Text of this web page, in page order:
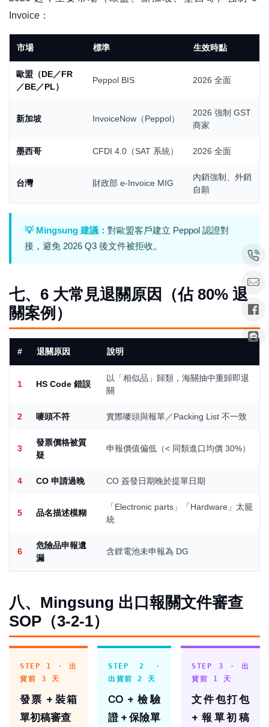
Invoice：
市場 標準 生效時點
歐盟（DE／FR
／BE／PL）
Peppol BIS 2026 全面
新加坡 InvoiceNow（Peppol）
2026 強制 GST
商家
墨西哥 CFDI 4.0（SAT 系統） 2026 全面
台灣 財政部 e-Invoice MIG
內銷強制、外銷
自願
💡 Mingsung 建議： 對歐盟客戶建立 Peppol 認證對
接，避免 2026 Q3 後文件被拒收。
七、6 大常見退關原因（佔 80% 退
關案例）
# 退關原因 說明
1 HS Code 錯誤
以「相似品」歸類，海關抽中重歸即退
關
2 嘜頭不符 實際嘜頭與報單／Packing List 不一致
3
發票價格被質
疑
申報價值偏低（< 同類進口均價 30%）
4 CO 申請過晚 CO 簽發日期晚於提單日期
5 品名描述模糊
「Electronic parts」「Hardware」太籠
統
6
危險品申報遺
漏
含鋰電池未申報為 DG
八、Mingsung 出口報關文件審查
SOP（3-2-1）
STEP 1 · 出
貨前 3 天
發票 + 裝箱
單初稿審查
STEP 2 ·
出貨前 2 天
CO + 檢驗
證 + 保險單
STEP 3 · 出
貨前 1 天
文件包打包
+ 報單初稿